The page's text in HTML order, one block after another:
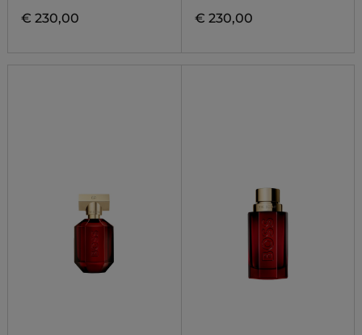
€ 230,00 € 230,00